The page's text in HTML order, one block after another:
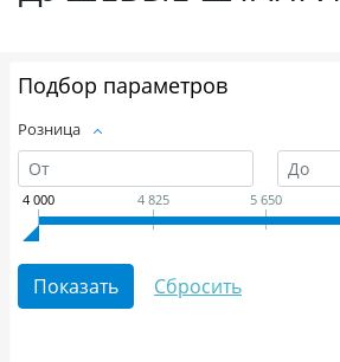
Подбор параметров
Розница
4 000 4 825 5 650